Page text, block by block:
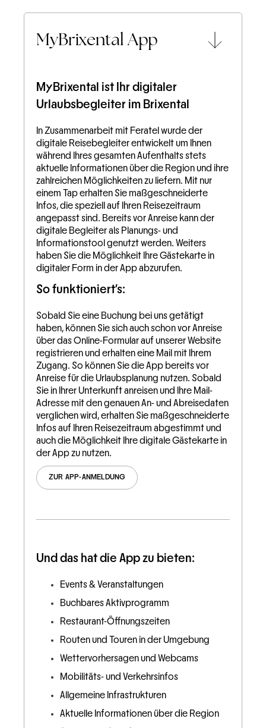
MyBrixental App
MyBrixental ist Ihr digitaler
Urlaubsbegleiter im Brixental
In Zusammenarbeit mit Feratel wurde der
digitale Reisebegleiter entwickelt um Ihnen
während Ihres gesamten Aufenthalts stets
aktuelle Informationen über die Region und ihre
zahlreichen Möglichkeiten zu liefern. Mit nur
einem Tap erhalten Sie maßgeschneiderte
Infos, die speziell auf Ihren Reisezeitraum
angepasst sind. Bereits vor Anreise kann der
digitale Begleiter als Planungs- und
Informationstool genutzt werden. Weiters
haben Sie die Möglichkeit Ihre Gästekarte in
digitaler Form in der App abzurufen.
So funktioniert's:
Sobald Sie eine Buchung bei uns getätigt
haben, können Sie sich auch schon vor Anreise
über das Online-Formular auf unserer Website
registrieren und erhalten eine Mail mit Ihrem
Zugang. So können Sie die App bereits vor
Anreise für die Urlaubsplanung nutzen. Sobald
Sie in Ihrer Unterkunft anreisen und Ihre Mail-
Adresse mit den genauen An- und Abreisedaten
verglichen wird, erhalten Sie maßgeschneiderte
Infos auf Ihren Reisezeitraum abgestimmt und
auch die Möglichkeit Ihre digitale Gästekarte in
der App zu nutzen.
ZUR APP-ANMELDUNG
Und das hat die App zu bieten:
Events & Veranstaltungen
Buchbares Aktivprogramm
Restaurant-Öffnungszeiten
Routen und Touren in der Umgebung
Wettervorhersagen und Webcams
Mobilitäts- und Verkehrsinfos
Allgemeine Infrastrukturen
Aktuelle Informationen über die Region